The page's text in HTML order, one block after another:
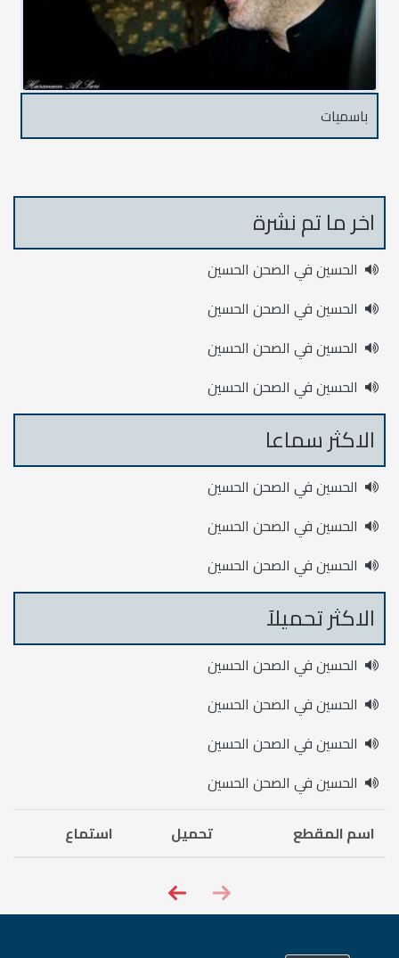
باسميات
اخر ما تم نشرة
الحسين في الصحن الحسين
الحسين في الصحن الحسين
الحسين في الصحن الحسين
الحسين في الصحن الحسين
الاكثر سماعا
الحسين في الصحن الحسين
الحسين في الصحن الحسين
الحسين في الصحن الحسين
الاكثر تحميلآ
الحسين في الصحن الحسين
الحسين في الصحن الحسين
الحسين في الصحن الحسين
الحسين في الصحن الحسين
اسم المقطع
تحميل استماع